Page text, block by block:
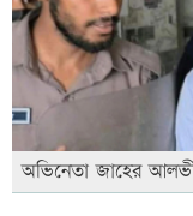
অভিনেতা জাহের